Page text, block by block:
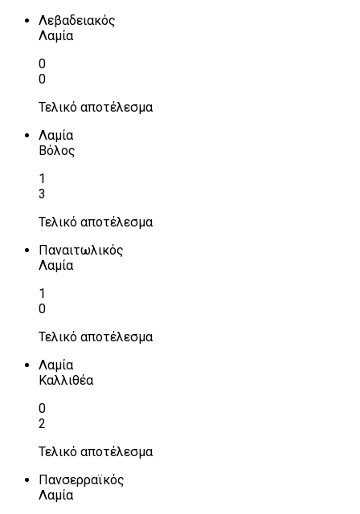
Λεβαδειακός
Λαμία
0
0
Τελικό αποτέλεσμα
Λαμία
Βόλος
1
3
Τελικό αποτέλεσμα
Παναιτωλικός
Λαμία
1
0
Τελικό αποτέλεσμα
Λαμία
Καλλιθέα
0
2
Τελικό αποτέλεσμα
Πανσερραϊκός
Λαμία